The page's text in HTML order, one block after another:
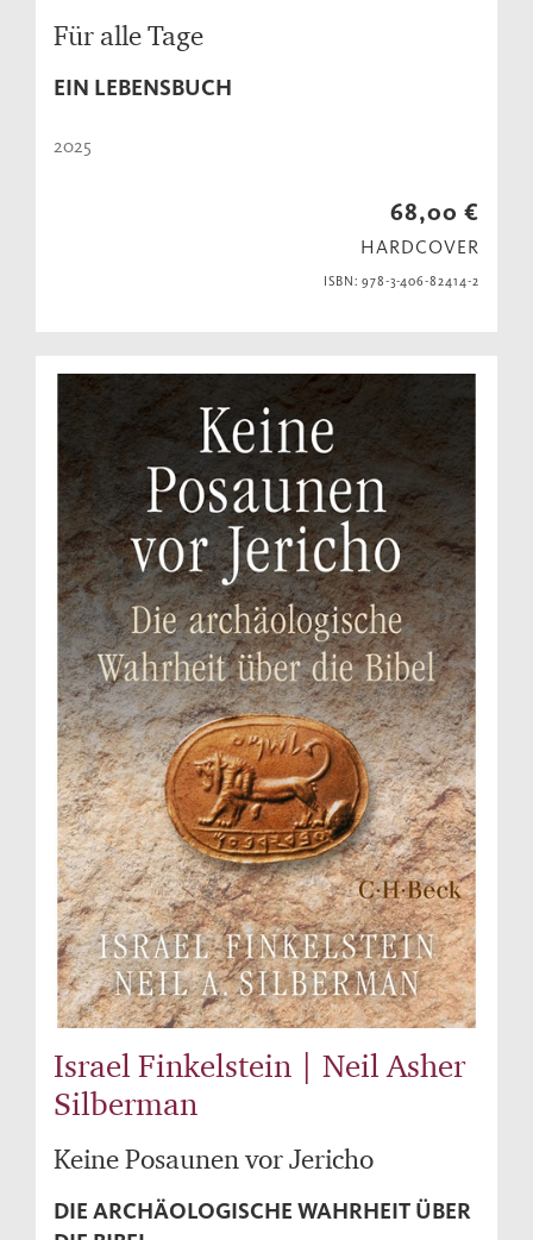
Für alle Tage
EIN LEBENSBUCH
2025
68,00 €
HARDCOVER
ISBN: 978-3-406-82414-2
Israel Finkelstein | Neil Asher
Silberman
Keine Posaunen vor Jericho
DIE ARCHÄOLOGISCHE WAHRHEIT ÜBER